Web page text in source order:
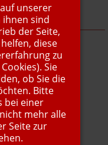
unserer
ihnen sind
der Seite,
diese
zu
Sie
ob Sie die
Bitte
bei einer
mehr alle
Seite zur